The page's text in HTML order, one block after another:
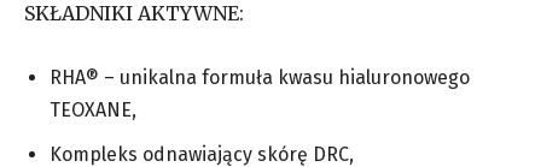
SKŁADNIKI AKTYWNE:
RHA® – unikalna formuła kwasu hialuronowego
TEOXANE,
Kompleks odnawiający skórę DRC,